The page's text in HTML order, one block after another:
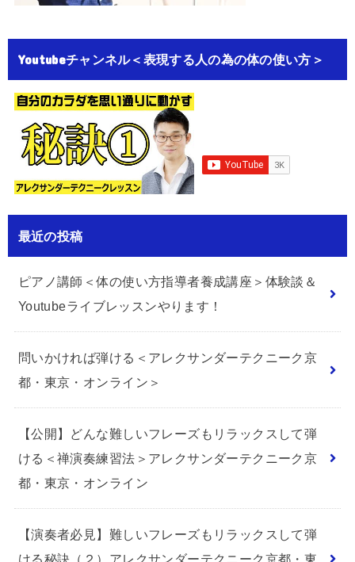
Youtubeチャンネル＜表現する人の為の体の使い方＞
最近の投稿
ピアノ講師＜体の使い方指導者養成講座＞体験談＆
Youtubeライブレッスンやります！
問いかければ弾ける＜アレクサンダーテクニーク京
都・東京・オンライン＞
【公開】どんな難しいフレーズもリラックスして弾
ける＜禅演奏練習法＞アレクサンダーテクニーク京
都・東京・オンライン
【演奏者必見】難しいフレーズもリラックスして弾
ける秘訣（２）アレクサンダーテクニーク京都・東